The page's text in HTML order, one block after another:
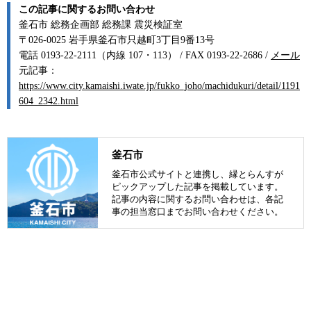
この記事に関するお問い合わせ
釜石市 総務企画部 総務課 震災検証室
〒026-0025 岩手県釜石市只越町3丁目9番13号
電話 0193-22-2111（内線 107・113） / FAX 0193-22-2686 / メール
元記事：
https://www.city.kamaishi.iwate.jp/fukko_joho/machidukuri/detail/1191
604_2342.html
釜石市
釜石市公式サイトと連携し、縁とらんすが
ピックアップした記事を掲載しています。
記事の内容に関するお問い合わせは、各記
事の担当窓口までお問い合わせください。